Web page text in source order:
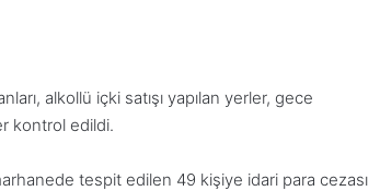
alkollü içki satışı yapılan yerler, gece
kontrol edildi.
tespit edilen 49 kişiye idari para cezası